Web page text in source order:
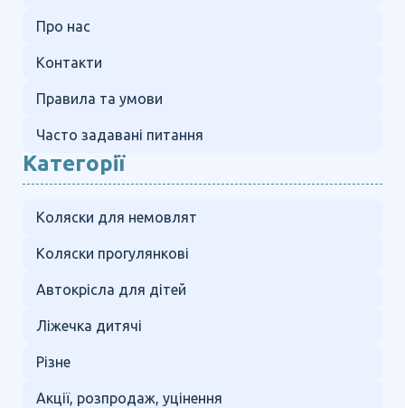
Про нас
Контакти
Правила та умови
Часто задавані питання
Категорії
Коляски для немовлят
Коляски прогулянкові
Автокрісла для дітей
Ліжечка дитячі
Різне
Акції, розпродаж, уцінення